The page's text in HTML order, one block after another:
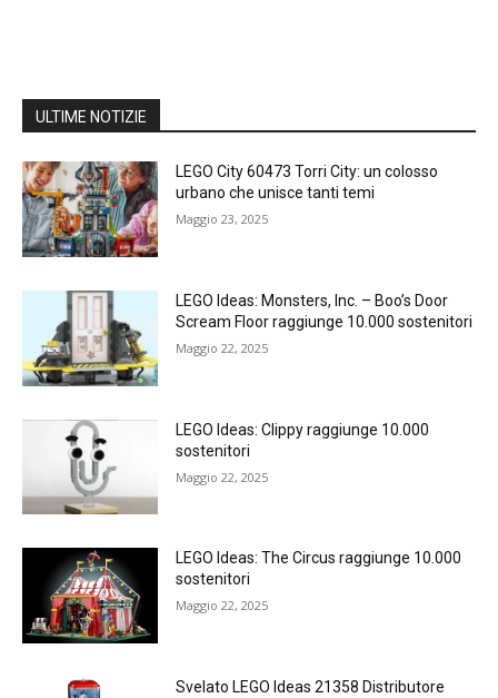
ULTIME NOTIZIE
LEGO City 60473 Torri City: un colosso
urbano che unisce tanti temi
Maggio 23, 2025
LEGO Ideas: Monsters, Inc. – Boo’s Door
Scream Floor raggiunge 10.000 sostenitori
Maggio 22, 2025
LEGO Ideas: Clippy raggiunge 10.000
sostenitori
Maggio 22, 2025
LEGO Ideas: The Circus raggiunge 10.000
sostenitori
Maggio 22, 2025
Svelato LEGO Ideas 21358 Distributore